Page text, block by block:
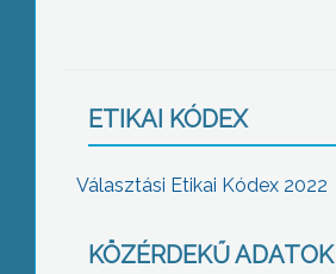
ETIKAI KÓDEX
Választási Etikai Kódex 2022
KÖZÉRDEKŰ ADATOK